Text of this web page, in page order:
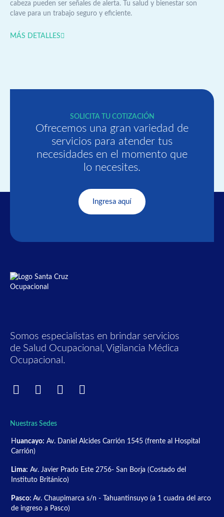
cabeza pueden ser señales de alerta. Tu salud y bienestar son
clave para un trabajo seguro y eficiente.
MÁS DETALLES
SOLICITA TU COTIZACIÓN
Ofrecemos una gran variedad de
servicios para atender tus
necesidades en el momento que
lo necesites.
Ingresa aquí
Somos especialistas en brindar servicios
de Salud Ocupacional, Vigilancia Médica
Ocupacional.
Nuestras Sedes
H uancayo: Av. Daniel Alcides Carrión 1545 (frente al Hospital
Carrión)
Lima: Av. Javier Prado Este 2756- San Borja (Costado del
Instituto Británico)
Pasco: Av. Chaupimarca s/n - Tahuantinsuyo (a 1 cuadra del arco
de ingreso a Pasco)